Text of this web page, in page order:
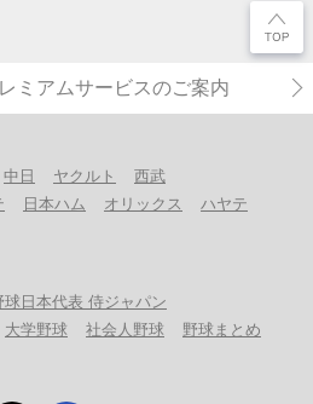
ミアムサービスのご案内
中日 ヤクルト
西武
日本ハム オリックス
ハヤテ
球日本代表 侍ジャパン
大学野球 社会人野球 野球まとめ